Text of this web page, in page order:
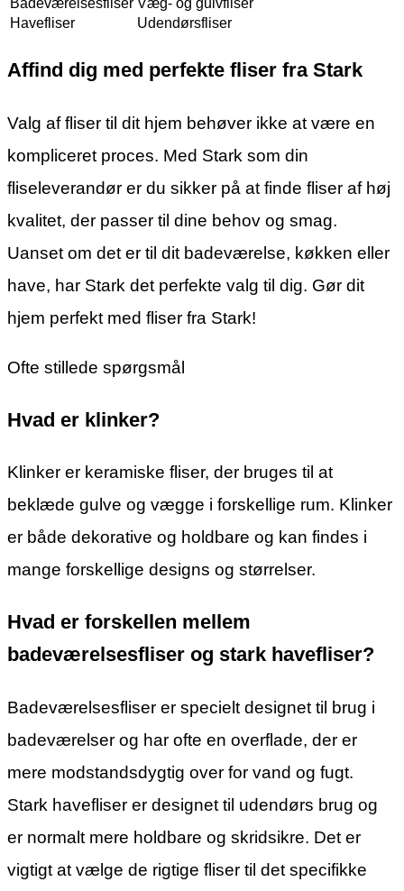
Badeværelsesfliser Væg- og gulvfliser
Havefliser
Udendørsfliser
Affind dig med perfekte fliser fra Stark
Valg af fliser til dit hjem behøver ikke at være en
kompliceret proces. Med Stark som din
fliseleverandør er du sikker på at finde fliser af høj
kvalitet, der passer til dine behov og smag.
Uanset om det er til dit badeværelse, køkken eller
have, har Stark det perfekte valg til dig. Gør dit
hjem perfekt med fliser fra Stark!
Ofte stillede spørgsmål
Hvad er klinker?
Klinker er keramiske fliser, der bruges til at
beklæde gulve og vægge i forskellige rum. Klinker
er både dekorative og holdbare og kan findes i
mange forskellige designs og størrelser.
Hvad er forskellen mellem
badeværelsesfliser og stark havefliser?
Badeværelsesfliser er specielt designet til brug i
badeværelser og har ofte en overflade, der er
mere modstandsdygtig over for vand og fugt.
Stark havefliser er designet til udendørs brug og
er normalt mere holdbare og skridsikre. Det er
vigtigt at vælge de rigtige fliser til det specifikke